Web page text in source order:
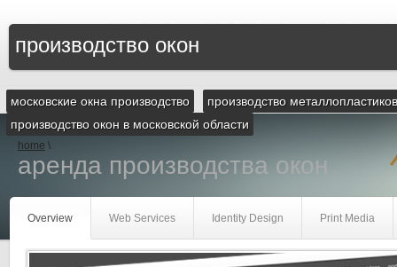
производство окон
московские окна производство
производство
производство окон в московской области
home \
аренда производства окон
Overview Web Services Identity Design Print Media